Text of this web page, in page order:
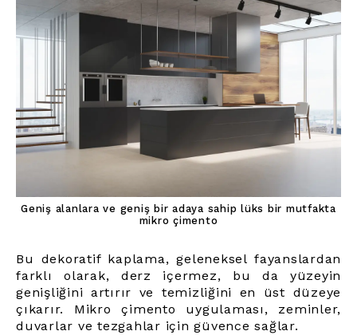
Geniş alanlara ve geniş bir adaya sahip lüks bir mutfakta
mikro çimento
Bu dekoratif kaplama, geleneksel fayanslardan
farklı olarak, derz içermez, bu da yüzeyin
genişliğini artırır ve temizliğini en üst düzeye
çıkarır. Mikro çimento uygulaması, zeminler,
duvarlar ve tezgahlar için güvence sağlar.